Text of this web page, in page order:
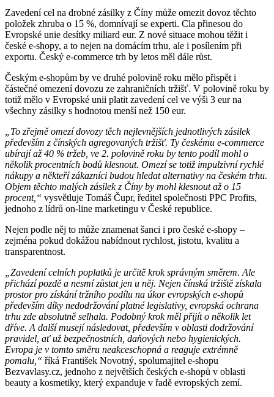
Zavedení cel na drobné zásilky z Číny může omezit dovoz těchto
položek zhruba o 15 %, domnívají se experti. Cla přinesou do
Evropské unie desítky miliard eur. Z nové situace mohou těžit i
české e-shopy, a to nejen na domácím trhu, ale i posílením při
exportu. Český e-commerce trh by letos měl dále růst.
Českým e-shopům by ve druhé polovině roku mělo přispět i
částečné omezení dovozu ze zahraničních tržišť. V polovině roku by
totiž mělo v Evropské unii platit zavedení cel ve výši 3 eur na
všechny zásilky s hodnotou menší než 150 eur.
„To zřejmě omezí dovozy těch nejlevnějších jednotlivých zásilek
především z čínských agregovaných tržišť. Ty českému e-commerce
ubírají až 40 % tržeb, ve 2. polovině roku by tento podíl mohl o
několik procentních bodů klesnout. Omezí se totiž impulzivní rychlé
nákupy a někteří zákazníci budou hledat alternativy na českém trhu.
Objem těchto malých zásilek z Číny by mohl klesnout až o 15
procent,“ vysvětluje Tomáš Čupr, ředitel společnosti PPC Profits,
jednoho z lídrů on-line marketingu v České republice.
Nejen podle něj to může znamenat šanci i pro české e-shopy –
zejména pokud dokážou nabídnout rychlost, jistotu, kvalitu a
transparentnost.
„Zavedení celních poplatků je určitě krok správným směrem. Ale
přichází pozdě a nesmí zůstat jen u něj. Nejen čínská tržiště získala
prostor pro získání tržního podílu na úkor evropských e-shopů
především díky nedodržování platné legislativy, evropská ochrana
trhu zde absolutně selhala. Podobný krok měl přijít o několik let
dříve. A další musejí následovat, především v oblasti dodržování
pravidel, ať už bezpečnostních, daňových nebo hygienických.
Evropa je v tomto směru neakceschopná a reaguje extrémně
pomalu,“ říká František Novotný, spolumajitel e-shopu
Bezvavlasy.cz, jednoho z největších českých e-shopů v oblasti
beauty a kosmetiky, který expanduje v řadě evropských zemí.